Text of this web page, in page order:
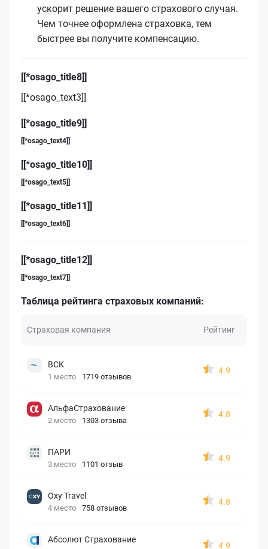
ускорит решение вашего страхового случая.
Чем точнее оформлена страховка, тем
быстрее вы получите компенсацию.
[[*osago_title8]]
[[*osago_text3]]
[[*osago_title9]]
[[*osago_text4]]
[[*osago_title10]]
[[*osago_text5]]
[[*osago_title11]]
[[*osago_text6]]
[[*osago_title12]]
[[*osago_text7]]
Таблица рейтинга страховых компаний:
Страховая компания Рейтинг
ВСК
1 место 1719 отзывов
4.9
АльфаСтрахование
2 место 1303 отзыва
4.8
ПАРИ
3 место 1101 отзыв
4.9
Oxy Travel
4 место 758 отзывов
4.8
Абсолют Страхование
4.9